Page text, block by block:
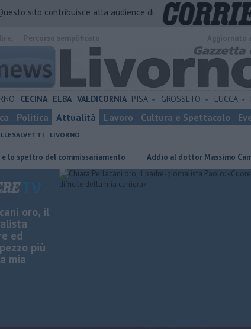
sito contribuisce alla audience di
CECINA ELBA VALDICORNIA PISA GROSSETO LUCCA
Politica Attualità Lavoro Cultura e Spettacolo
LIVORNO
del commissariamento Addio al dottor Massimo Campana, il
oro, il
ed
più
mia